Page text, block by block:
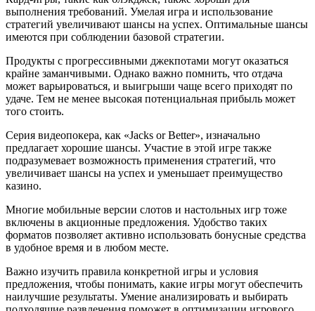
выполнения требований. Умелая игра и использование
стратегий увеличивают шансы на успех. Оптимальные шансы
имеются при соблюдении базовой стратегии.
Продукты с прогрессивными джекпотами могут оказаться
крайне заманчивыми. Однако важно помнить, что отдача
может варьироваться, и выигрыши чаще всего приходят по
удаче. Тем не менее высокая потенциальная прибыль может
того стоить.
Серия видеопокера, как «Jacks or Better», изначально
предлагает хорошие шансы. Участие в этой игре также
подразумевает возможность применения стратегий, что
увеличивает шансы на успех и уменьшает преимущество
казино.
Многие мобильные версии слотов и настольных игр тоже
включены в акционные предложения. Удобство таких
форматов позволяет активно использовать бонусные средства
в удобное время и в любом месте.
Важно изучить правила конкретной игры и условия
предложения, чтобы понимать, какие игры могут обеспечить
наилучшие результаты. Умение анализировать и выбирать